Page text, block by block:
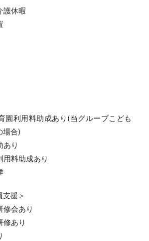
護休暇
利用料助成あり(当グループこども
場合)
り
料助成あり
支援＞
会あり
あり